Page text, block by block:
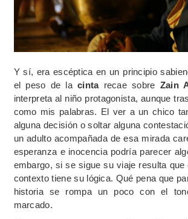
Y sí, era escéptica en un principio
el peso de la cintarecae sobre Zain
interpreta al niño protagonista, aunque
como mis palabras. El ver a un chico
alguna decisión o soltar alguna
un adulto acompañada de esa mirada
esperanza e inocencia podría parecer
embargo, si se sigue su viaje resulta que
contexto tiene su lógica. Qué pena que
historia se rompa un poco con el
marcado.